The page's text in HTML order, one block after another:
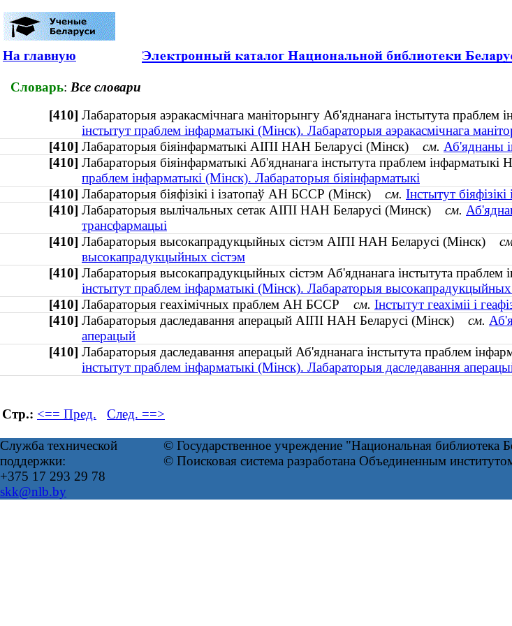
На главную
Словарь: Все словари
[410] Лабараторыя аэракасмічнага маніторынгу Аб'яднанага інстытута
інстытут праблем інфарматыкі (Мінск). Лабараторыя аэракасмічнага
[410] Лабараторыя біяінфарматыкі АІПІ НАН Беларусі (Мінск) см. Аб'яднаны
[410] Лабараторыя біяінфарматыкі Аб'яднанага інстытута праблем інфарматыкі
праблем інфарматыкі (Мінск). Лабараторыя біяінфарматыкі
[410] Лабараторыя біяфізікі і ізатопаў АН БССР (Мінск) см. Інстытут
[410] Лабараторыя вылічальных сетак АІПІ НАН Беларусі (Минск) см.
трансфармацыі
[410] Лабараторыя высокапрадукцыйных сістэм АІПІ НАН Беларусі (Мінск)
высокапрадукцыйных сістэм
[410] Лабараторыя высокапрадукцыйных сістэм Аб'яднанага інстытута
інстытут праблем інфарматыкі (Мінск). Лабараторыя высокапрадукцыйных
[410] Лабараторыя геахімічных праблем АН БССР см. Інстытут геахіміі і
[410] Лабараторыя даследавання аперацый АІПІ НАН Беларусі (Мінск) см.
аперацый
[410] Лабараторыя даследавання аперацый Аб'яднанага інстытута праблем
інстытут праблем інфарматыкі (Мінск). Лабараторыя даследавання
Стр.: <== Пред. След. ==>
Служба технической
поддержки:
+375 17 293 29 78
skk@nlb.by
© Государственное учреждение "Национальная библиотека
© Поисковая система разработана Объединенным